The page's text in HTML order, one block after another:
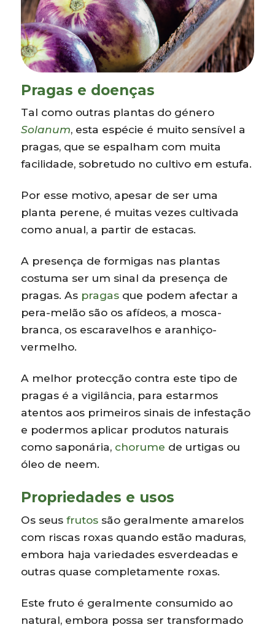
Pragas e doenças
Tal como outras plantas do género
Solanum, esta espécie é muito sensível a
pragas, que se espalham com muita
facilidade, sobretudo no cultivo em estufa.
Por esse motivo, apesar de ser uma
planta perene, é muitas vezes cultivada
como anual, a partir de estacas.
A presença de formigas nas plantas
costuma ser um sinal da presença de
pragas. As pragas que podem afectar a
pera-melão são os afídeos, a mosca-
branca, os escaravelhos e aranhiço-
vermelho.
A melhor protecção contra este tipo de
pragas é a vigilância, para estarmos
atentos aos primeiros sinais de infestação
e podermos aplicar produtos naturais
como saponária, chorume de urtigas ou
óleo de neem.
Propriedades e usos
Os seusfrutos são geralmente amarelos
com riscas roxas quando estão maduras,
embora haja variedades esverdeadas e
outras quase completamente roxas.
Este fruto é geralmente consumido ao
natural, embora possa ser transformado